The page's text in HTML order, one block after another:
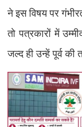
ने इस विषय पर
तो पत्रकारों में
जल्द ही उन्हें पूर्व की